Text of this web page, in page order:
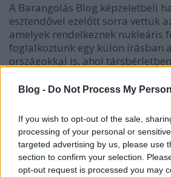
Blog - Do Not Process My
If you wish to opt-out of the sale,
processing of your personal or
targeted advertising by us, please use
section to confirm your selection.
opt-out request is processed you may
A Barangolás Blog képzeletbeli
esztendővel ezelőtt sorra vettük
amelyek rendelkeznek nukleáris
foglalkoztunk egy külön írásban
országokkal is, ahol
atombombák (akkor még…